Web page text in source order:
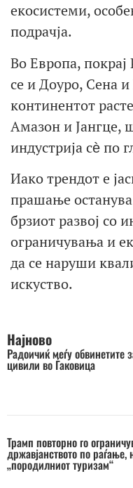
екосистеми,
подрачја.
Во Европа,
се и Доуро, Сена
континентот
Амазон и Јангце,
индустрија сѐ по
Иако трендот е
прашање останува
брзиот развој со
ограничувања и
да се наруши
искуство.
Најново
Радоичиќ меѓу обвинетите
цивили во Ѓаковица
Трамп повторно го
државјанството по раѓање,
„породилниот туризам“